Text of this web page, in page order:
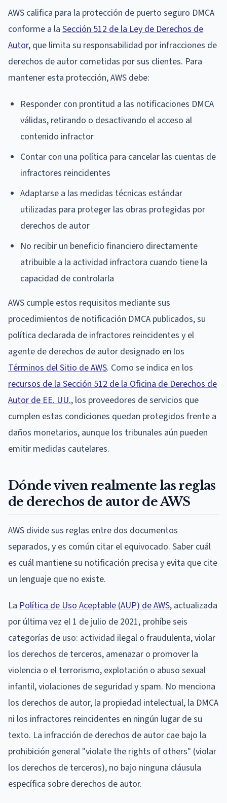
AWS califica para la protección de puerto seguro DMCA
conforme a la Sección 512 de la Ley de Derechos de
Autor, que limita su responsabilidad por infracciones de
derechos de autor cometidas por sus clientes. Para
mantener esta protección, AWS debe:
Responder con prontitud a las notificaciones DMCA
válidas, retirando o desactivando el acceso al
contenido infractor
Contar con una política para cancelar las cuentas de
infractores reincidentes
Adaptarse a las medidas técnicas estándar
utilizadas para proteger las obras protegidas por
derechos de autor
No recibir un beneficio financiero directamente
atribuible a la actividad infractora cuando tiene la
capacidad de controlarla
AWS cumple estos requisitos mediante sus
procedimientos de notificación DMCA publicados, su
política declarada de infractores reincidentes y el
agente de derechos de autor designado en los
Términos del Sitio de AWS. Como se indica en los
recursos de la Sección 512 de la Oficina de Derechos de
Autor de EE. UU., los proveedores de servicios que
cumplen estas condiciones quedan protegidos frente a
daños monetarios, aunque los tribunales aún pueden
emitir medidas cautelares.
Dónde viven realmente las reglas
de derechos de autor de AWS
AWS divide sus reglas entre dos documentos
separados, y es común citar el equivocado. Saber cuál
es cuál mantiene su notificación precisa y evita que cite
un lenguaje que no existe.
La Política de Uso Aceptable (AUP) de AWS, actualizada
por última vez el 1 de julio de 2021, prohíbe seis
categorías de uso: actividad ilegal o fraudulenta, violar
los derechos de terceros, amenazar o promover la
violencia o el terrorismo, explotación o abuso sexual
infantil, violaciones de seguridad y spam. No menciona
los derechos de autor, la propiedad intelectual, la DMCA
ni los infractores reincidentes en ningún lugar de su
texto. La infracción de derechos de autor cae bajo la
prohibición general "violate the rights of others" (violar
los derechos de terceros), no bajo ninguna cláusula
específica sobre derechos de autor.